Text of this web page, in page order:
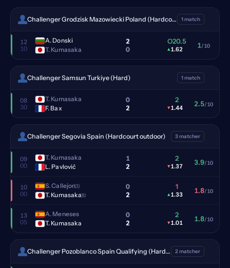
Challenger Grodzisk Mazowiecki Poland (Hardcourt outdoor) 1 match
12
10
A. Donski
T. Kumasaka
2
0
O20.5
▴1.62 1/10
Challenger Samsun Turkiye (Hard) 1 match
08
30
T. Kumasaka
F. Bax
0
2
2
▾1.44 2.5/10
Challenger Segovia Spain (Hardcourt outdoor) 3 matcher
09
00
T. Kumasaka
L. Pavlović
1
2
2
▾1.37 3.9/10
10
00
S. Callejon(3)
T. Kumasaka(8)
0
2
1
▴1.33 1.8/10
13
05
A. Meneses
T. Kumasaka
0
2
2
▾1.01 1.8/10
Challenger Pozoblanco Spain Qualifying (Hardcourt outdoor) 2 matcher